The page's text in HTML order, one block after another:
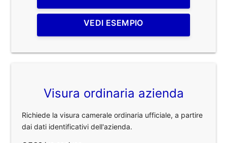
VEDI ESEMPIO
Visura ordinaria azienda
Richiede la visura camerale ordinaria ufficiale, a partire
dai dati identificativi dell'azienda.